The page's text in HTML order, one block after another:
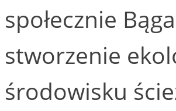
społecznie
stworzenie
środowisku